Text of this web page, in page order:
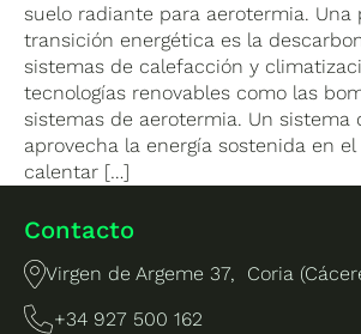
suelo radiante para aerotermia. Una
transición energética es la
sistemas de calefacción y
tecnologías renovables como las
sistemas de aerotermia. Un sistema
aprovecha la energía sostenida en
calentar […]
Contacto
Virgen de Argeme 37, Coria
+34 927 500 162